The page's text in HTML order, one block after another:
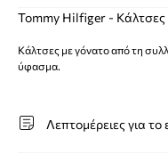
Tommy Hilfiger - Κάλτσες
Κάλτσες με γόνατο από τη
ύφασμα.
Λεπτομέρειες για το